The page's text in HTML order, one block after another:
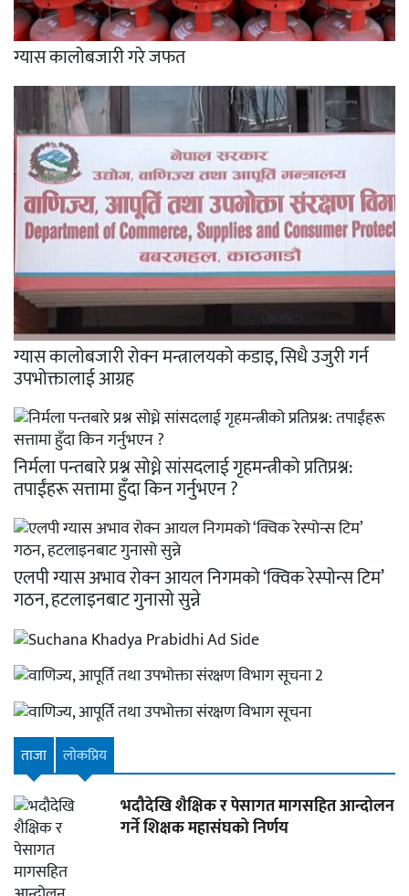
ग्यास कालोबजारी गरे जफत
ग्यास कालोबजारी रोक्न मन्त्रालयको कडाइ, सिधै उजुरी गर्न
उपभोक्तालाई आग्रह
निर्मला पन्तबारे प्रश्न सोध्ने सांसदलाई गृहमन्त्रीको प्रतिप्रश्न:
तपाईंहरू सत्तामा हुँदा किन गर्नुभएन ?
एलपी ग्यास अभाव रोक्न आयल निगमको ‘क्विक रेस्पोन्स टिम’
गठन, हटलाइनबाट गुनासो सुन्ने
ताजा लाेकप्रिय
भदौदेखि शैक्षिक र पेसागत मागसहित आन्दोलन
गर्ने शिक्षक महासंघको निर्णय